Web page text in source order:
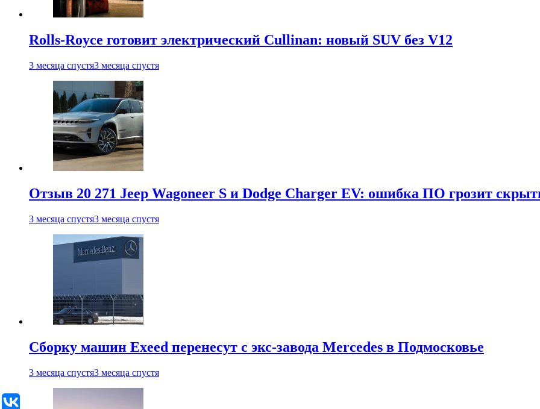
Rolls-Royce готовит электрический Cullinan: новый SUV без V12
3 месяца спустя3 месяца спустя
Отзыв 20 271 Jeep Wagoneer S и Dodge Charger EV: ошибка ПО грозит
3 месяца спустя3 месяца спустя
Сборку машин Exeed перенесут с экс-завода Mercedes в Подмосковье
3 месяца спустя3 месяца спустя